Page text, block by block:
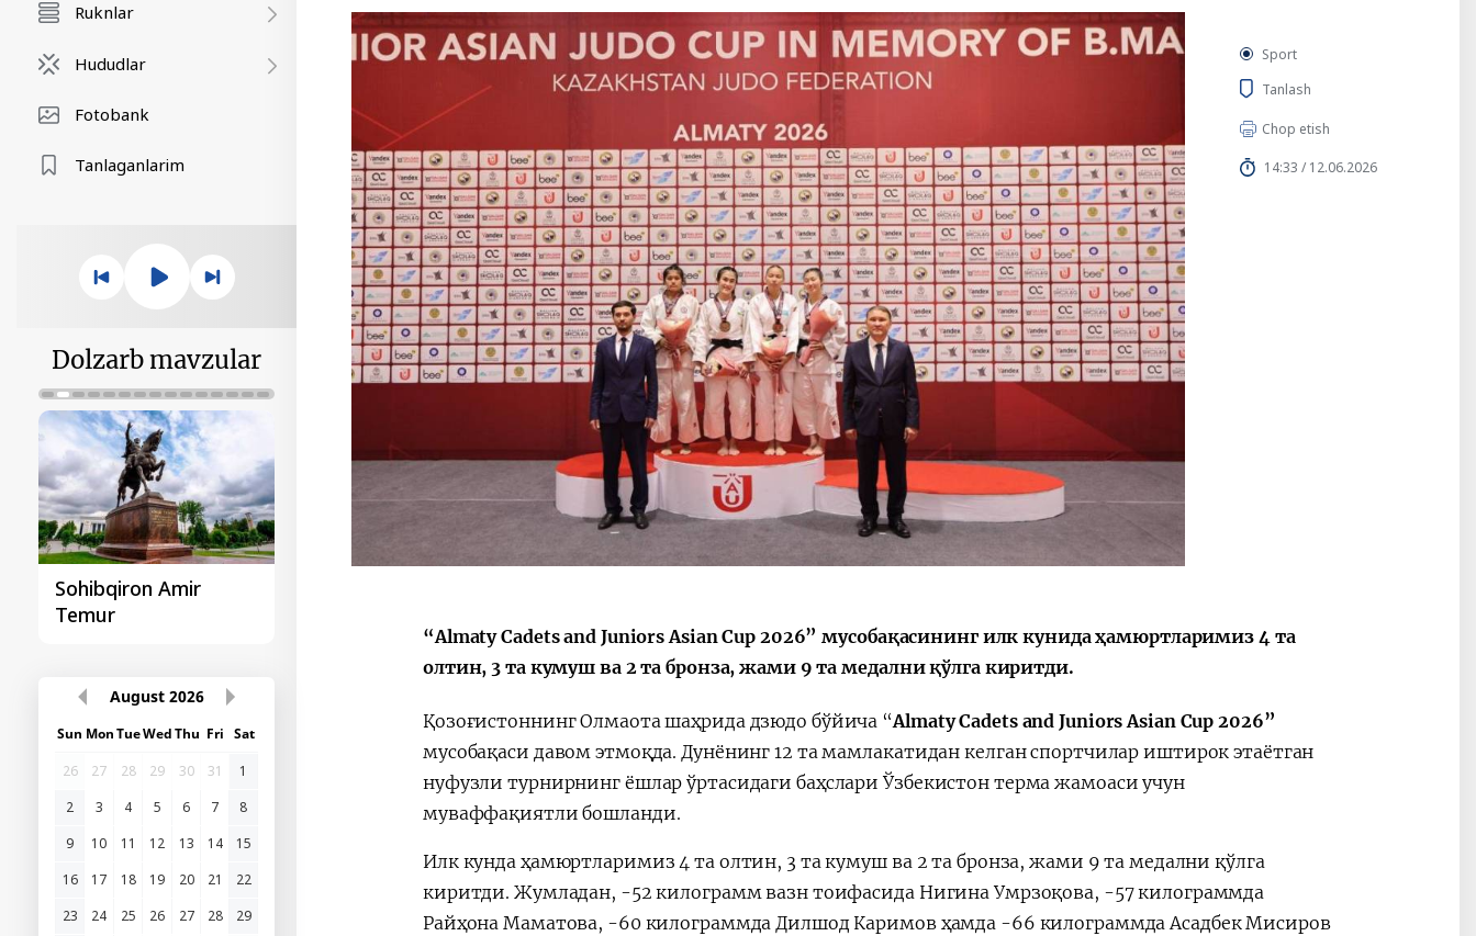
Ruknlar
Hududlar
Fotobank
Tanlaganlarim
Dolzarb mavzular
Sohibqiron Amir
Temur
August 2026
Sun MonTueWedThu Fri Sat
26
27 28 29 30 31
1
2
3 4 5 6 7
8
9
10 11 12 13 14
15
16
17 18 19 20 21
22
23
24 25 26 27 28
29
Sport
Tanlash
Chop etish
14:33 / 12.06.2026
“Almaty Cadets and Juniors Asian Cup 2026” мусобақасининг илк кунида ҳамюртларимиз 4 та
олтин, 3 та кумуш ва 2 та бронза, жами 9 та медални қўлга киритди.
Қозоғистоннинг Олмаота шаҳрида дзюдо бўйича “Almaty Cadets and Juniors Asian Cup 2026”
мусобақаси давом этмоқда. Дунёнинг 12 та мамлакатидан келган спортчилар иштирок этаётган
нуфузли турнирнинг ёшлар ўртасидаги баҳслари Ўзбекистон терма жамоаси учун
муваффақиятли бошланди.
Илк кунда ҳамюртларимиз 4 та олтин, 3 та кумуш ва 2 та бронза, жами 9 та медални қўлга
киритди. Жумладан, -52 килограмм вазн тоифасида Нигина Умрзоқова, -57 килограммда
Райҳона Маматова, -60 килограммда Дилшод Каримов ҳамда -66 килограммда Асадбек Мисиров